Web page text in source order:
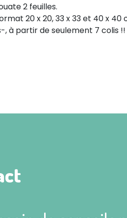
2 feuilles.
20 x 20, 33 x 33 et 40 x 40
, à partir de seulement 7 colis !!